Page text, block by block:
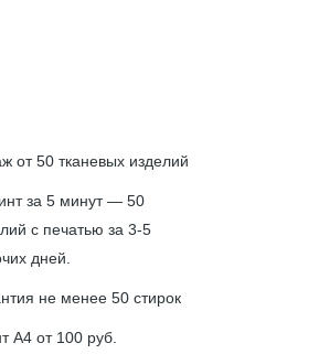
от 50 тканевых изделий
за 5 минут — 50
с печатью за 3-5
дней.
не менее 50 стирок
А4 от 100 руб.